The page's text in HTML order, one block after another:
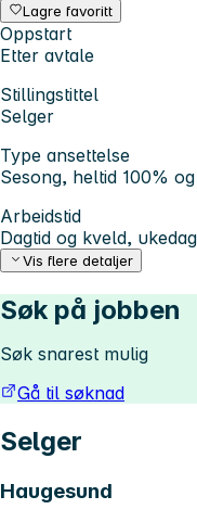
Lagre favoritt
Oppstart
Etter avtale
Stillingstittel
Selger
Type ansettelse
Sesong, heltid 100%
Arbeidstid
Dagtid og kveld,
Vis flere detaljer
Søk på jobben
Søk snarest mulig
Gå til søknad
Selger
Haugesund